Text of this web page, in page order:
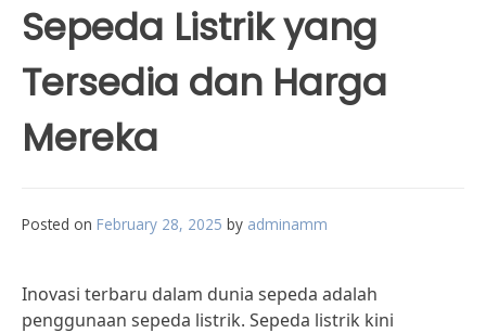
Sepeda Listrik yang
Tersedia dan Harga
Mereka
Posted on February 28, 2025 by adminamm
Inovasi terbaru dalam dunia sepeda adalah
penggunaan sepeda listrik. Sepeda listrik kini